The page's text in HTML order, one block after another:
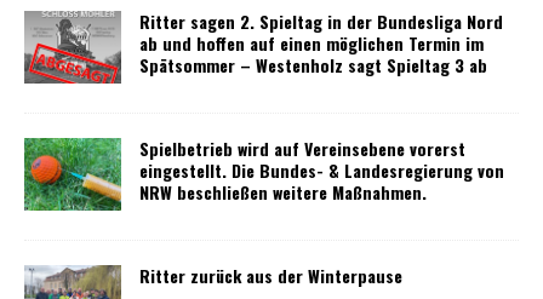
Ritter sagen 2. Spieltag in der Bundesliga Nord
ab und hoffen auf einen möglichen Termin im
Spätsommer – Westenholz sagt Spieltag 3 ab
Spielbetrieb wird auf Vereinsebene vorerst
eingestellt. Die Bundes- & Landesregierung von
NRW beschließen weitere Maßnahmen.
Ritter zurück aus der Winterpause